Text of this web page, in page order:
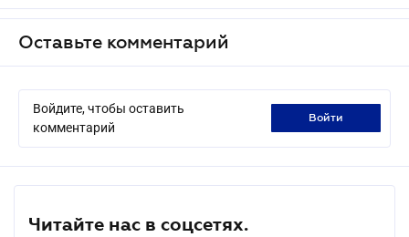
Оставьте комментарий
Войдите, чтобы оставить
комментарий
войти
Читайте нас в соцсетях.